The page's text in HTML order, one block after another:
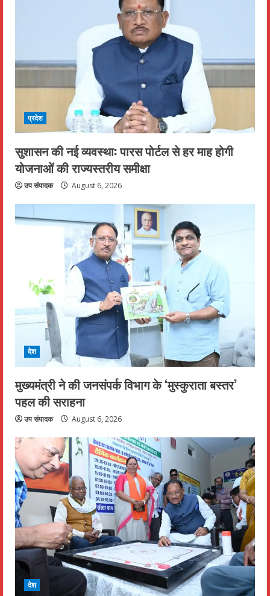
प्रदेश
सुशासन की नई व्यवस्था: पारस पोर्टल से हर माह होगी
योजनाओं की राज्यस्तरीय समीक्षा
उप संपादक August 6, 2026
देश
मुख्यमंत्री ने की जनसंपर्क विभाग के ‘मुस्कुराता बस्तर’
पहल की सराहना
उप संपादक August 6, 2026
देश